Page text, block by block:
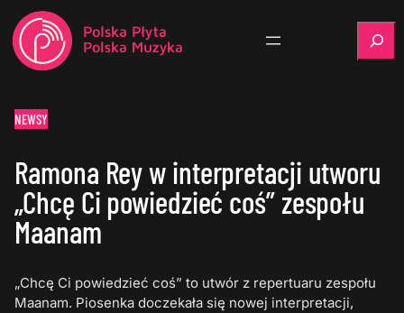
NEWSY
Ramona Rey w interpretacji utworu
„Chcę Ci powiedzieć coś” zespołu
Maanam
„Chcę Ci powiedzieć coś” to utwór z repertuaru zespołu
Maanam. Piosenka doczekała się nowej interpretacji,